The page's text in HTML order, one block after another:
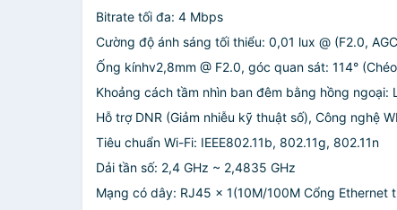
Bitrate tối đa: 4 Mbps
Cường độ ánh sáng tối thiểu: 0,01 lux @ (F2.0,
Ống kínhv2,8mm @ F2.0, góc quan sát: 114°
Khoảng cách tầm nhìn ban đêm bằng hồng ngoại:
Hỗ trợ DNR (Giảm nhiễu kỹ thuật số), Công nghệ
Tiêu chuẩn Wi-Fi: IEEE802.11b, 802.11g, 802.11n
Dải tần số: 2,4 GHz ~ 2,4835 GHz
Mạng có dây: RJ45 x 1(10M/100M Cổng Ethernet